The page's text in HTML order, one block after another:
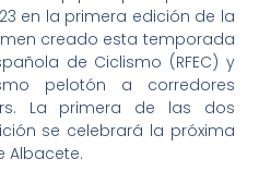
en la primera edición de la
creado esta temporada
de Ciclismo (RFEC) y
pelotón a corredores
La primera de las dos
se celebrará la próxima
Albacete.